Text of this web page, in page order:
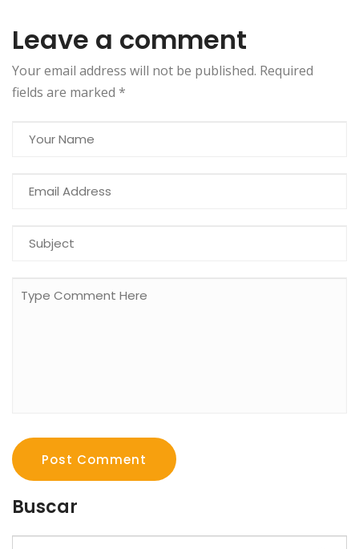
Leave a comment
Your email address will not be published. Required
fields are marked *
Post Comment
Buscar